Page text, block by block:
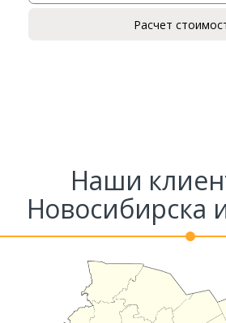
Расчет
Наши
Новосибирска